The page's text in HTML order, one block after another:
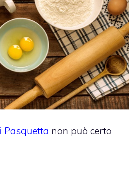
Pasquetta non può certo